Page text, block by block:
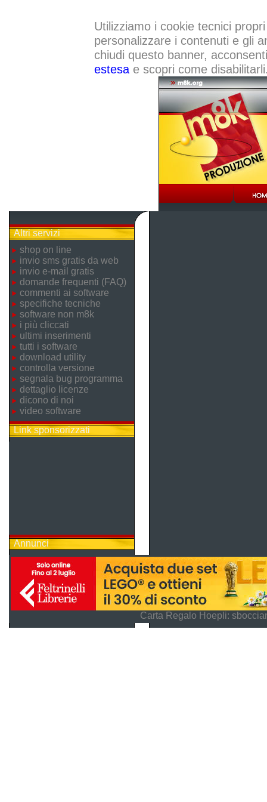
Utilizziamo i cookie tecnici
personalizzare i contenuti e gli
chiudi questo banner,
estesae scopri come
Altri servizi
shop on line
invio sms gratis da web
invio e-mail gratis
domande frequenti (FAQ)
commenti ai software
specifiche tecniche
software non m8k
i più cliccati
ultimi inserimenti
tutti i software
download utility
controlla versione
segnala bug programma
dettaglio licenze
dicono di noi
video software
Link sponsorizzati
Annunci
Carta Regalo Hoepli: